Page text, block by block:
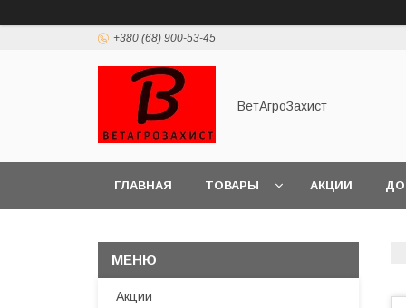
+380 (68) 900-53-45
ВетАгроЗахист
ГЛАВНАЯ ТОВАРЫ АКЦИИ
Акции